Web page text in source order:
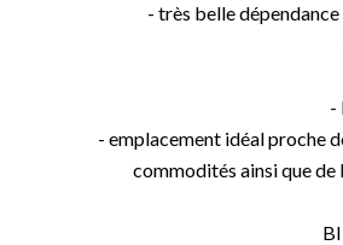
- très belle
-
- emplacement idéal proche
commodités ainsi que de